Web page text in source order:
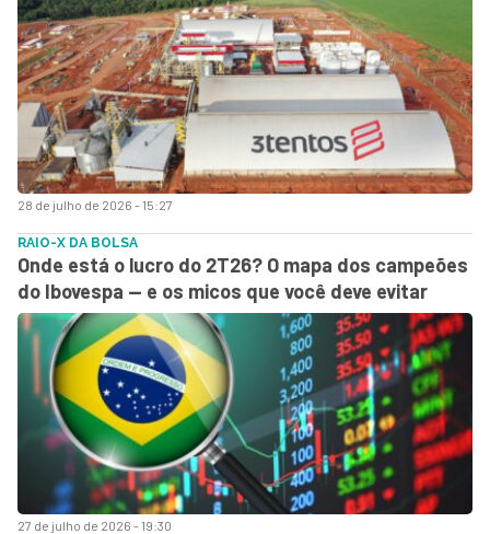
28 de julho de 2026 - 15:27
27 de julho de 2026 - 19:30
RAIO-X DA BOLSA
Onde está o lucro do 2T26? O mapa dos campeões
do Ibovespa — e os micos que você deve evitar